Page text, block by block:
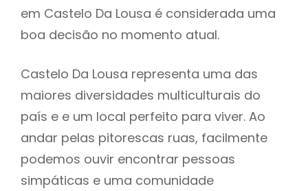
em Castelo Da Lousa é considerada uma
boa decisão no momento atual.
Castelo Da Lousa representa uma das
maiores diversidades multiculturais do
país e e um local perfeito para viver. Ao
andar pelas pitorescas ruas, facilmente
podemos ouvir encontrar pessoas
simpáticas e uma comunidade